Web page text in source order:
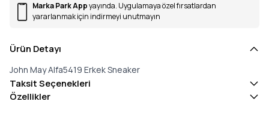
Marka Park Appyayında. Uygulamaya özel fırsatlardan
yararlanmak için indirmeyi unutmayın
Ürün Detayı
John May Alfa5419 Erkek Sneaker
Taksit Seçenekleri
Özellikler